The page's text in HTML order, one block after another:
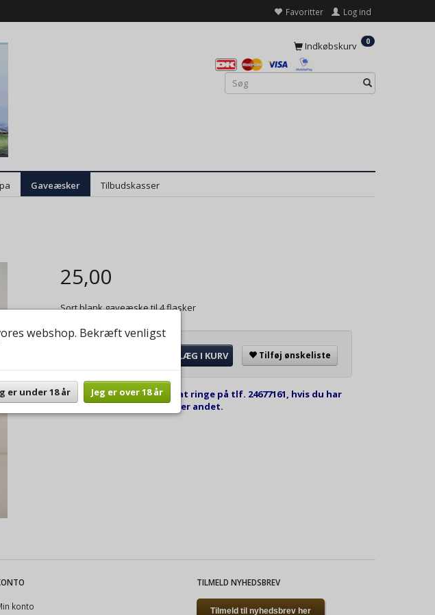
Favoritter Log ind
Indkøbskurv 0
Gaveæsker Tilbudskasser
25,00
Sort blank gaveæske til 4 flasker
LÆG I KURV Tilføj ønskeliste
Du er altid velkommen til at ringe på tlf. 24677161, hvis du har
spørgsmål til bestilling eller andet.
konto
TILMELD NYHEDSBREV
Tilmeld til nyhedsbrev her
webshop. Bekræft venligst
er under 18 år Jeg er over 18 år